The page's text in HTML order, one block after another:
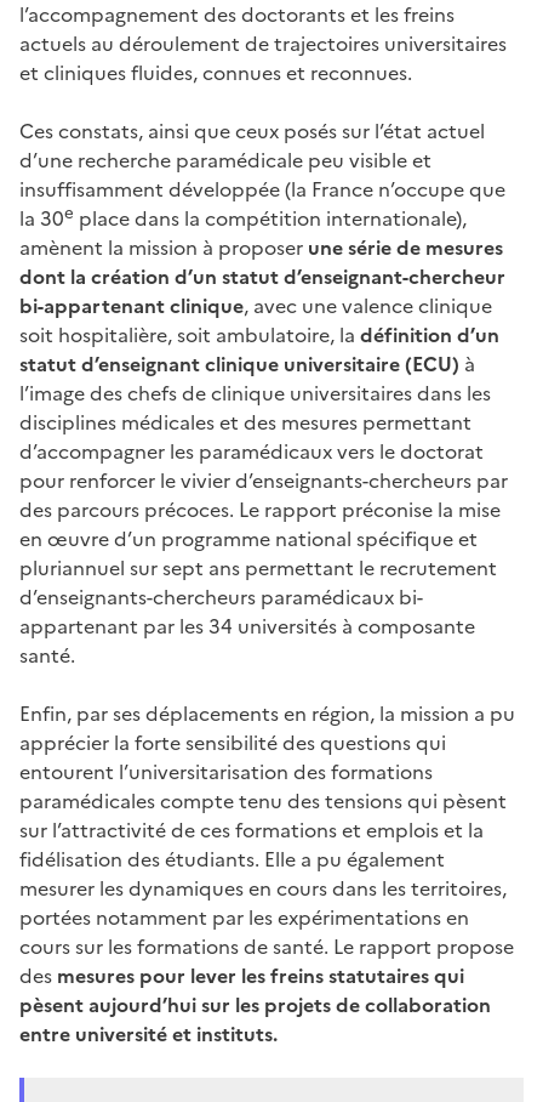
l’accompagnement des doctorants et les freins
actuels au déroulement de trajectoires universitaires
et cliniques fluides, connues et reconnues.
Ces constats, ainsi que ceux posés sur l’état actuel
d’une recherche paramédicale peu visible et
insuffisamment développée (la France n’occupe que
la 30e place dans la compétition internationale),
amènent la mission à proposer une série de mesures
dont la création d’un statut d’enseignant-chercheur
bi-appartenant clinique, avec une valence clinique
soit hospitalière, soit ambulatoire, la définition d’un
statut d’enseignant clinique universitaire (ECU) à
l’image des chefs de clinique universitaires dans les
disciplines médicales et des mesures permettant
d’accompagner les paramédicaux vers le doctorat
pour renforcer le vivier d’enseignants-chercheurs par
des parcours précoces. Le rapport préconise la mise
en œuvre d’un programme national spécifique et
pluriannuel sur sept ans permettant le recrutement
d’enseignants-chercheurs paramédicaux bi-
appartenant par les 34 universités à composante
santé.
Enfin, par ses déplacements en région, la mission a pu
apprécier la forte sensibilité des questions qui
entourent l’universitarisation des formations
paramédicales compte tenu des tensions qui pèsent
sur l’attractivité de ces formations et emplois et la
fidélisation des étudiants. Elle a pu également
mesurer les dynamiques en cours dans les territoires,
portées notamment par les expérimentations en
cours sur les formations de santé. Le rapport propose
des mesures pour lever les freins statutaires qui
pèsent aujourd’hui sur les projets de collaboration
entre université et instituts.